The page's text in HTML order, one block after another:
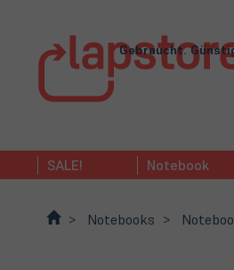
Gebraucht.
SALE! Notebook
Notebooks